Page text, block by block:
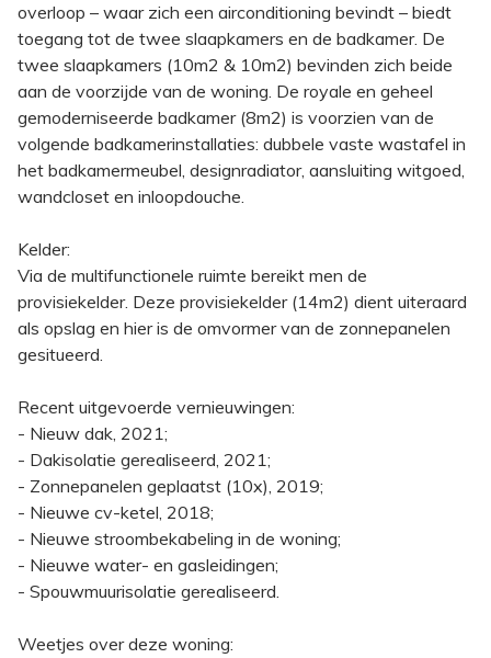
overloop – waar zich een airconditioning bevindt – biedt
toegang tot de twee slaapkamers en de badkamer. De
twee slaapkamers (10m2 & 10m2) bevinden zich beide
aan de voorzijde van de woning. De royale en geheel
gemoderniseerde badkamer (8m2) is voorzien van de
volgende badkamerinstallaties: dubbele vaste wastafel in
het badkamermeubel, designradiator, aansluiting witgoed,
wandcloset en inloopdouche.
Kelder:
Via de multifunctionele ruimte bereikt men de
provisiekelder. Deze provisiekelder (14m2) dient uiteraard
als opslag en hier is de omvormer van de zonnepanelen
gesitueerd.
Recent uitgevoerde vernieuwingen:
- Nieuw dak, 2021;
- Dakisolatie gerealiseerd, 2021;
- Zonnepanelen geplaatst (10x), 2019;
- Nieuwe cv-ketel, 2018;
- Nieuwe stroombekabeling in de woning;
- Nieuwe water- en gasleidingen;
- Spouwmuurisolatie gerealiseerd.
Weetjes over deze woning: